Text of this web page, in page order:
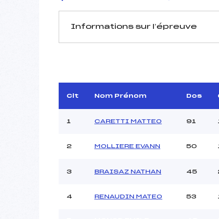
Informations sur l’épreuve
Arbitre :
Assistant :
MANCHE 1
Heure de départ :
Ouvreurs A :
Clt Nom Prénom Dos
1 CARETTI MATTEO 91
2 MOLLIERE EVANN 50
3 BRAISAZ NATHAN 45
4 RENAUDIN MATEO 53